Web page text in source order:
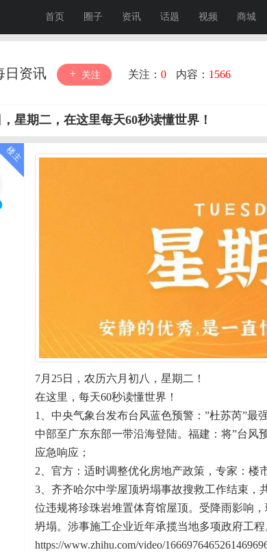
首页 圈子 资讯 话题 视频 商城
日资讯 关注 关注： 0 内容： 1566
，星期二，在这里每天60秒读懂世界！
7月25日，农历六月初八，星期二！
在这里，每天60秒读懂世界！
1、中央气象台发布台风蓝色预警：”杜苏芮”最
中部至广东东部一带沿海登陆。福建：将”台
应急响应；
2、官方：适时调整优化房地产政策，专家：楼
3、齐齐哈尔中学屋顶坍塌事故搜救工作结束，
位违规将珍珠岩堆置体育馆屋顶。受降雨影响
坍塌。涉事施工企业近年承揽当地多项政府工程
https://www.zhihu.com/video/